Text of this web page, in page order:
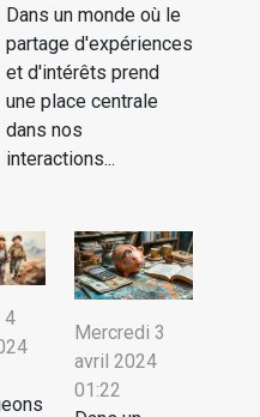
Dans un monde où le
partage d'expériences
et d'intérêts prend
une place centrale
dans nos
interactions...
4
Mercredi 3
avril 2024
01:22